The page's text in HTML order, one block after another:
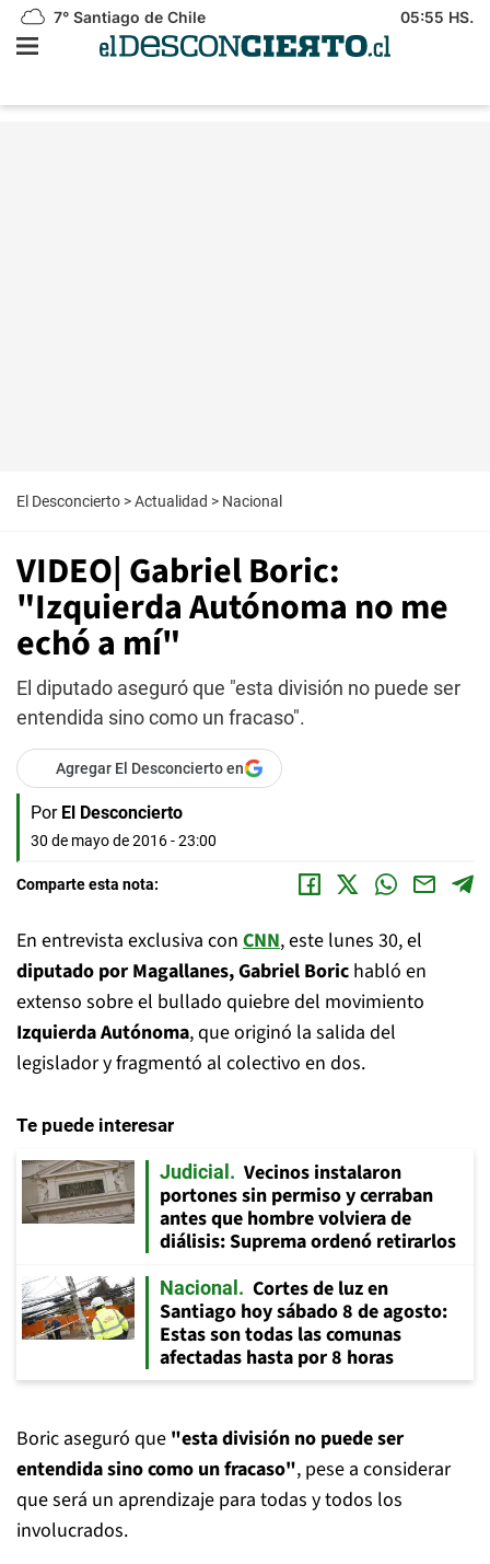
7° Santiago de Chile 05:55 HS.
El Desconcierto >Actualidad > Nacional
VIDEO| Gabriel Boric:
"Izquierda Autónoma no me
echó a mí"
El diputado aseguró que "esta división no puede ser
entendida sino como un fracaso".
Agregar El Desconcierto en
Por El Desconcierto
30 de mayo de 2016 - 23:00
Comparte esta nota:
En entrevista exclusiva con CNN, este lunes 30, el
diputado por Magallanes, Gabriel Boric habló en
extenso sobre el bullado quiebre del movimiento
Izquierda Autónoma, que originó la salida del
legislador y fragmentó al colectivo en dos.
Te puede interesar
Judicial
Vecinos instalaron
portones sin permiso y cerraban
antes que hombre volviera de
diálisis: Suprema ordenó retirarlos
Nacional
Cortes de luz en
Santiago hoy sábado 8 de agosto:
Estas son todas las comunas
afectadas hasta por 8 horas
Boric aseguró que "esta división no puede ser
entendida sino como un fracaso", pese a considerar
que será un aprendizaje para todas y todos los
involucrados.